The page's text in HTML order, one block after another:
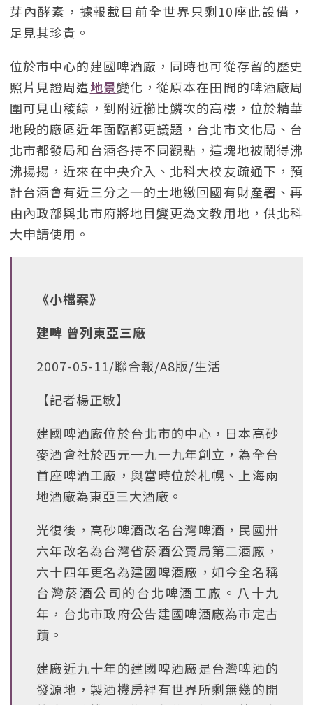
芽內酵素，據報載目前全世界只剩10座此設備，
足見其珍貴。
位於市中心的建國啤酒廠，同時也可從存留的歷史
照片見證周遭地景變化，從原本在田間的啤酒廠周
圍可見山稜線，到附近櫛比鱗次的高樓，位於精華
地段的廠區近年面臨都更議題，台北市文化局、台
北市都發局和台酒各持不同觀點，這塊地被鬧得沸
沸揚揚，近來在中央介入、北科大校友疏通下，預
計台酒會有近三分之一的土地繳回國有財產署、再
由內政部與北市府將地目變更為文教用地，供北科
大申請使用。
《小檔案》
建啤 曾列東亞三廠
2007-05-11/聯合報/A8版/生活
【記者楊正敏】
建國啤酒廠位於台北市的中心，日本高砂
麥酒會社於西元一九一九年創立，為全台
首座啤酒工廠，與當時位於札幌、上海兩
地酒廠為東亞三大酒廠。
光復後，高砂啤酒改名台灣啤酒，民國卅
六年改名為台灣省菸酒公賣局第二酒廠，
六十四年更名為建國啤酒廠，如今全名稱
台灣菸酒公司的台北啤酒工廠。八十九
年，台北市政府公告建國啤酒廠為市定古
蹟。
建廠近九十年的建國啤酒廠是台灣啤酒的
發源地，製酒機房裡有世界所剩無幾的開